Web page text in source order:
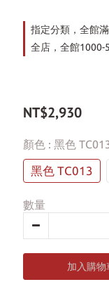
指定分類，全館
全店，全館1000-
NT$2,930
顏色 : 黑色
黑色 TC013
數量
加入購物